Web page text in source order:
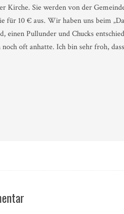
Kirche. Sie werden von der
für 10 € aus. Wir haben uns beim
einen Pullunder und Chucks
oft anhatte. Ich bin sehr froh,